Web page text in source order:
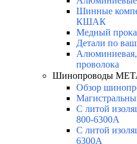
Шинные
КШАК
Медный
Детали по
Алюминиевая,
проволока
Шинопроводы
Обзор
С литой
800-6300A
С литой
6300A